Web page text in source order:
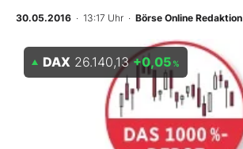
Finanz-Check
Abo & Shop
BO-Musterdepots
30.05.2016 · 13:17 Uhr · Börse Online Redaktion
DAX 26.140,13 +0,05 %